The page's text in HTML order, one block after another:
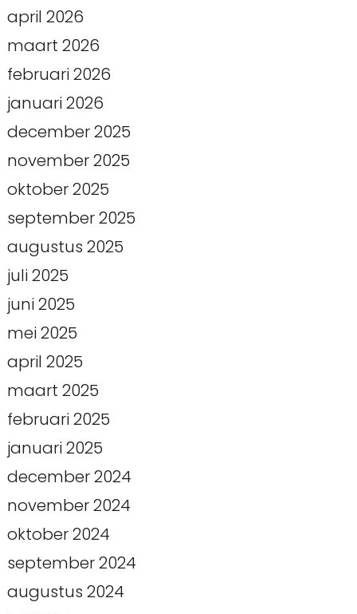
april 2026
maart 2026
februari 2026
januari 2026
december 2025
november 2025
oktober 2025
september 2025
augustus 2025
juli 2025
juni 2025
mei 2025
april 2025
maart 2025
februari 2025
januari 2025
december 2024
november 2024
oktober 2024
september 2024
augustus 2024